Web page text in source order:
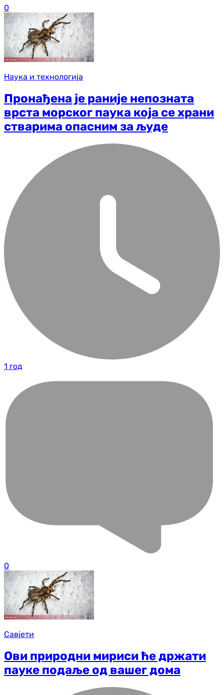
0
Наука и технологија
Пронађена је раније непозната
врста морског паука која се храни
стварима опасним за људе
1 год
0
Савјети
Ови природни мириси ће држати
пауке подаље од вашег дома